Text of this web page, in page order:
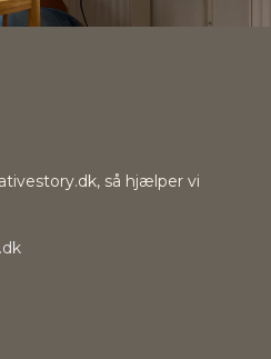
så hjælper vi